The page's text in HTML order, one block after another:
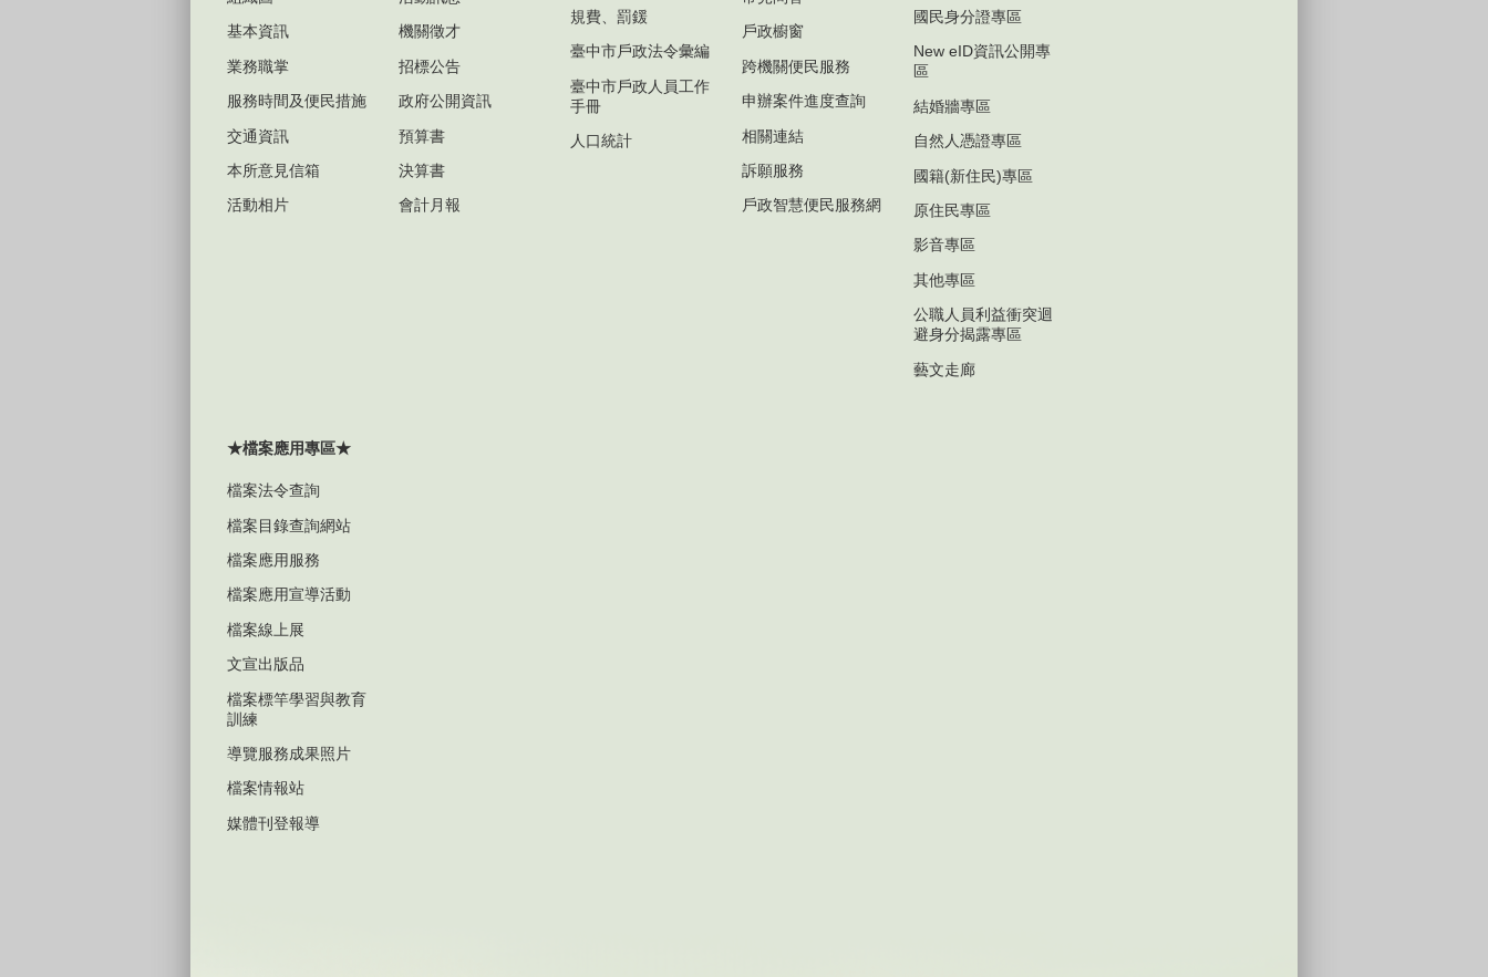
基本資訊
業務職掌
服務時間及便民措施
交通資訊
本所意見信箱
活動相片
機關徵才
招標公告
政府公開資訊
預算書
決算書
會計月報
規費、罰鍰
臺中市戶政法令彙編
臺中市戶政人員工作
手冊
人口統計
戶政櫥窗
跨機關便民服務
申辦案件進度查詢
相關連結
訴願服務
戶政智慧便民服務網
國民身分證專區
New eID資訊公開專
區
結婚牆專區
自然人憑證專區
國籍(新住民)專區
原住民專區
影音專區
其他專區
公職人員利益衝突迴
避身分揭露專區
藝文走廊
★檔案應用專區★
檔案法令查詢
檔案目錄查詢網站
檔案應用服務
檔案應用宣導活動
檔案線上展
文宣出版品
檔案標竿學習與教育
訓練
導覽服務成果照片
檔案情報站
媒體刊登報導